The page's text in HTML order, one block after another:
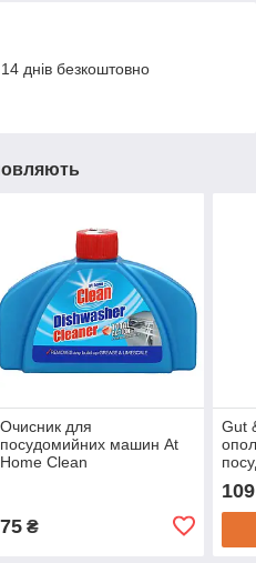
днів безкоштовно
Очисник для
посудомийних машин At
Home Clean
75₴
Gut
109